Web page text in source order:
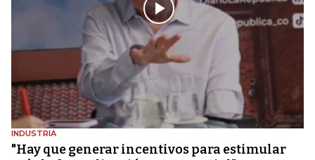
INDUSTRIA
"Hay que generar incentivos para estimular